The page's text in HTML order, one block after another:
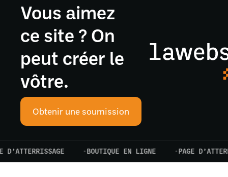
Vous aimez
ce site ? On
peut créer le
vôtre.
Obtenir une soumission
BOUTIQUE EN LIGNE PAGE